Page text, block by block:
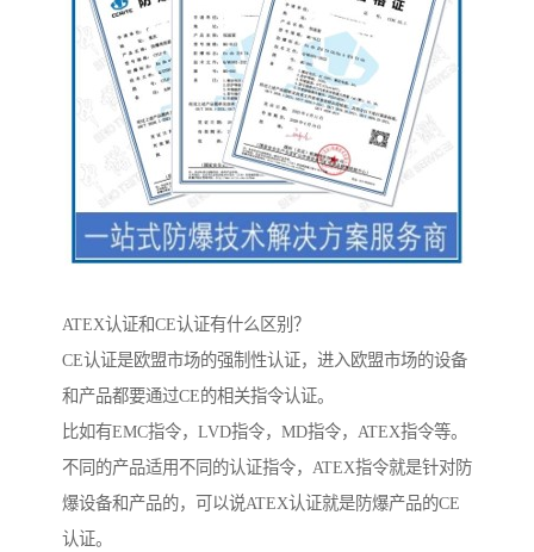
ATEX认证和CE认证有什么区别？
CE认证是欧盟市场的强制性认证，进入欧盟市场的设备
和产品都要通过CE的相关指令认证。
比如有EMC指令，LVD指令，MD指令，ATEX指令等。
不同的产品适用不同的认证指令，ATEX指令就是针对防
爆设备和产品的，可以说ATEX认证就是防爆产品的CE
认证。